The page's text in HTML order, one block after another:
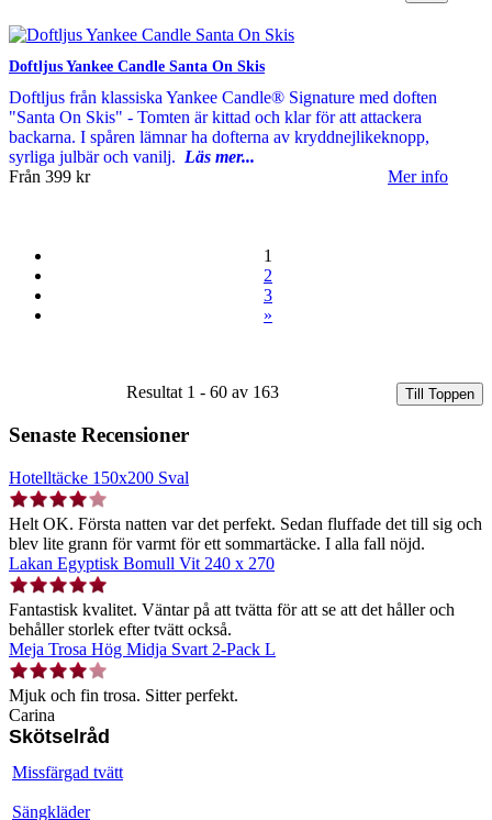
Doftljus Yankee Candle Santa On Skis
Doftljus från klassiska Yankee Candle® Signature med doften
"Santa On Skis" - Tomten är kittad och klar för att attackera
backarna. I spåren lämnar ha dofterna av kryddnejlikeknopp,
syrliga julbär och vanilj. Läs mer...
Från 399 kr Mer info
1
2
3
»
Resultat 1 - 60 av 163 Till Toppen
Senaste Recensioner
Hotelltäcke 150x200 Sval
Helt OK. Första natten var det perfekt. Sedan fluffade det till sig och
blev lite grann för varmt för ett sommartäcke. I alla fall nöjd.
Lakan Egyptisk Bomull Vit 240 x 270
Fantastisk kvalitet. Väntar på att tvätta för att se att det håller och
behåller storlek efter tvätt också.
Meja Trosa Hög Midja Svart 2-Pack L
Mjuk och fin trosa. Sitter perfekt.
Carina
Skötselråd
Missfärgad tvätt
Sängkläder